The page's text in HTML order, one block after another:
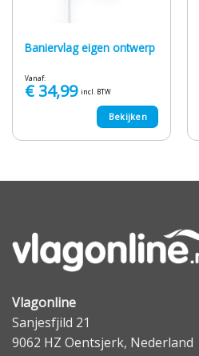
Baniervlag eigen ontwerp
Vanaf:
€34,99 incl. BTW
Bekijken
Vlagonline
Sanjesfjild 21
9062 HZ Oentsjerk, Nederland